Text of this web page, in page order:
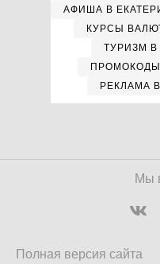
АФИША В
КУРСЫ
ТУРИЗМ В
ПРОМОКОДЫ
РЕКЛАМА
Мы
Полная версия сайта